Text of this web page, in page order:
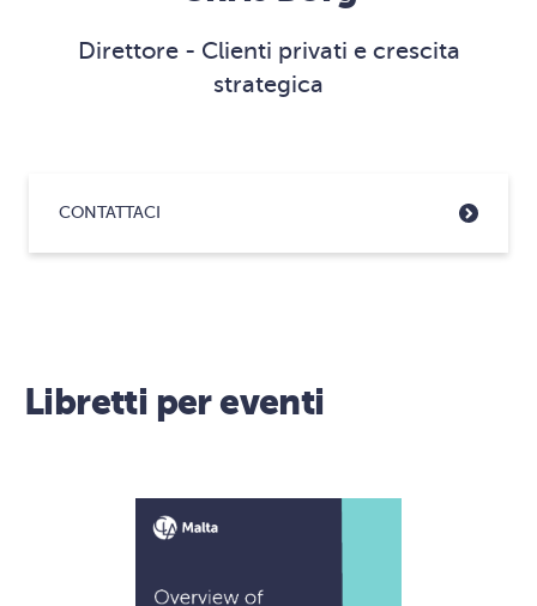
Direttore - Clienti privati e crescita
strategica
CONTATTACI
Libretti per eventi